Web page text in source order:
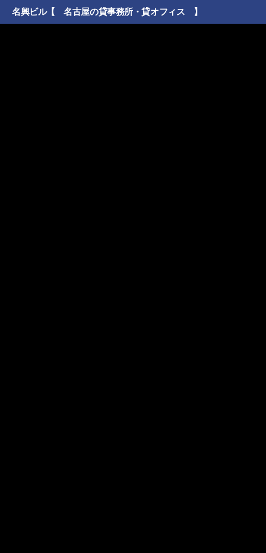
名興ビル【 名古屋の貸事務所・貸オフィス 】